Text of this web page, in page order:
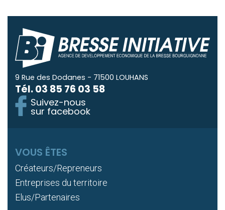
9 Rue des Dodanes - 71500 LOUHANS
Tél.03 85 76 03 58
Suivez-nous
sur facebook
VOUS ÊTES
Créateurs/Repreneurs
Entreprises du territoire
Elus/Partenaires